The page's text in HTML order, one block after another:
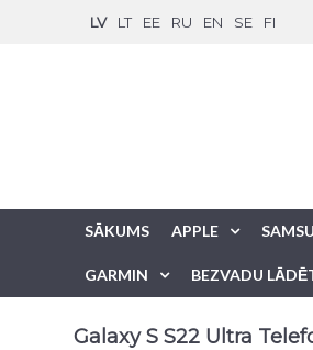
LV LT EE RU EN SE FI
Galaxy S S22 Ultra
SĀKUMS APPLE
GARMIN BEZVADU